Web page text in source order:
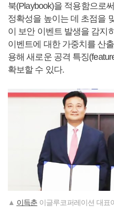
북(Playbook)을 적용함으로
정확성을 높이는 데 초점을
이 보안 이벤트 발생을 감지
이벤트에 대한 가중치를 산
용해 새로운 공격 특징
확보할 수 있다.
▲ 이득춘 이글루코퍼레이션 대표